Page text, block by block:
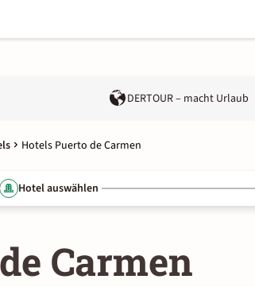
DERTOUR – macht Urlaub
Hotels Puerto de Carmen
Hotel auswählen
Carmen